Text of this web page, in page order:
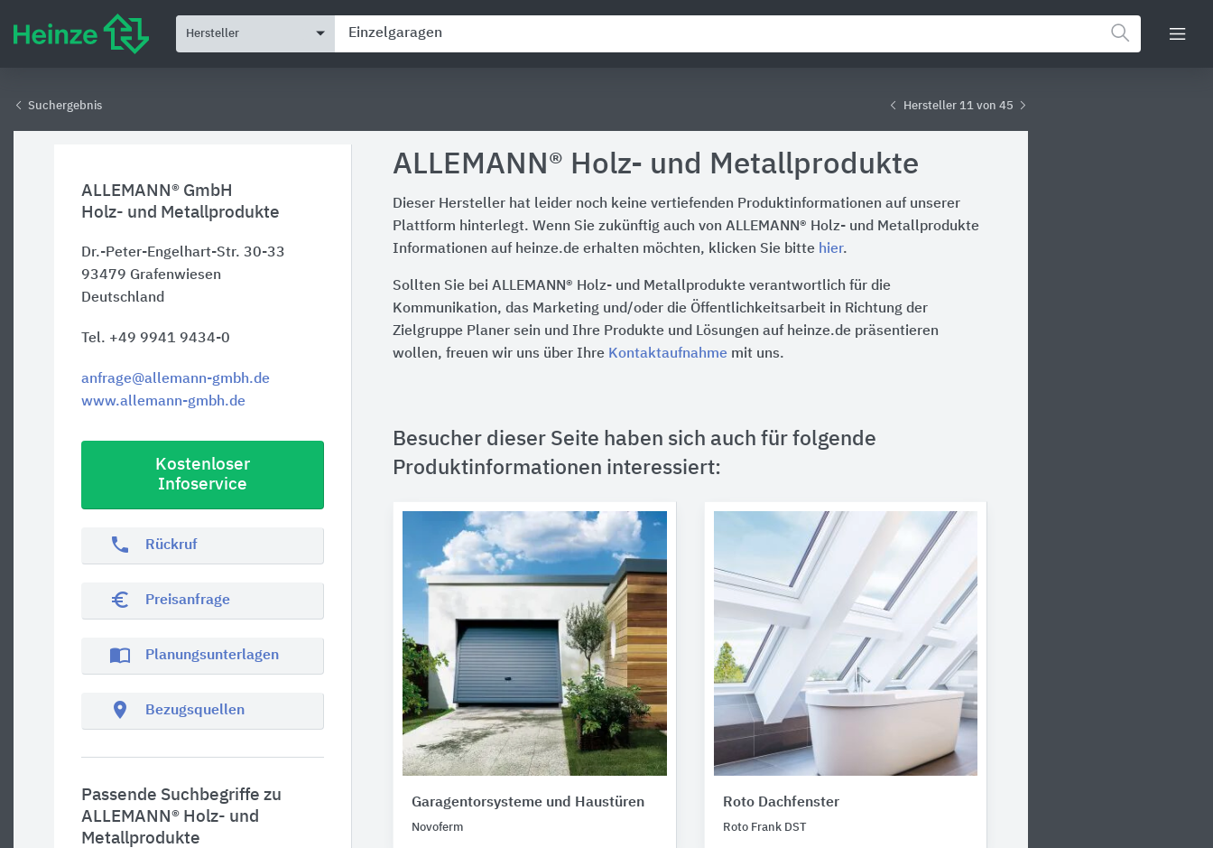
Hersteller
Suchergebnis Hersteller 11 von 45
ALLEMANN® GmbH
Holz- und Metallprodukte
Dr.-Peter-Engelhart-Str. 30-33
93479 Grafenwiesen
Deutschland
Tel. +49 9941 9434-0
anfrage@allemann-gmbh.de
www.allemann-gmbh.de
Kostenloser
Infoservice
phone Rückruf
euro_symbol Preisanfrage
import_contacts Planungsunterlagen
location_on Bezugsquellen
Passende Suchbegriffe zu
ALLEMANN® Holz- und
Metallprodukte
ALLEMANN® Holz- und Metallprodukte
Dieser Hersteller hat leider noch keine vertiefenden Produktinformationen auf unserer
Plattform hinterlegt. Wenn Sie zukünftig auch von ALLEMANN® Holz- und Metallprodukte
Informationen auf heinze.de erhalten möchten, klicken Sie bitte hier.
Sollten Sie bei ALLEMANN® Holz- und Metallprodukte verantwortlich für die
Kommunikation, das Marketing und/oder die Öffentlichkeitsarbeit in Richtung der
Zielgruppe Planer sein und Ihre Produkte und Lösungen auf heinze.de präsentieren
wollen, freuen wir uns über Ihre Kontaktaufnahme mit uns.
Besucher dieser Seite haben sich auch für folgende
Produktinformationen interessiert:
Garagentorsysteme und Haustüren
Novoferm
Roto Dachfenster
Roto Frank DST